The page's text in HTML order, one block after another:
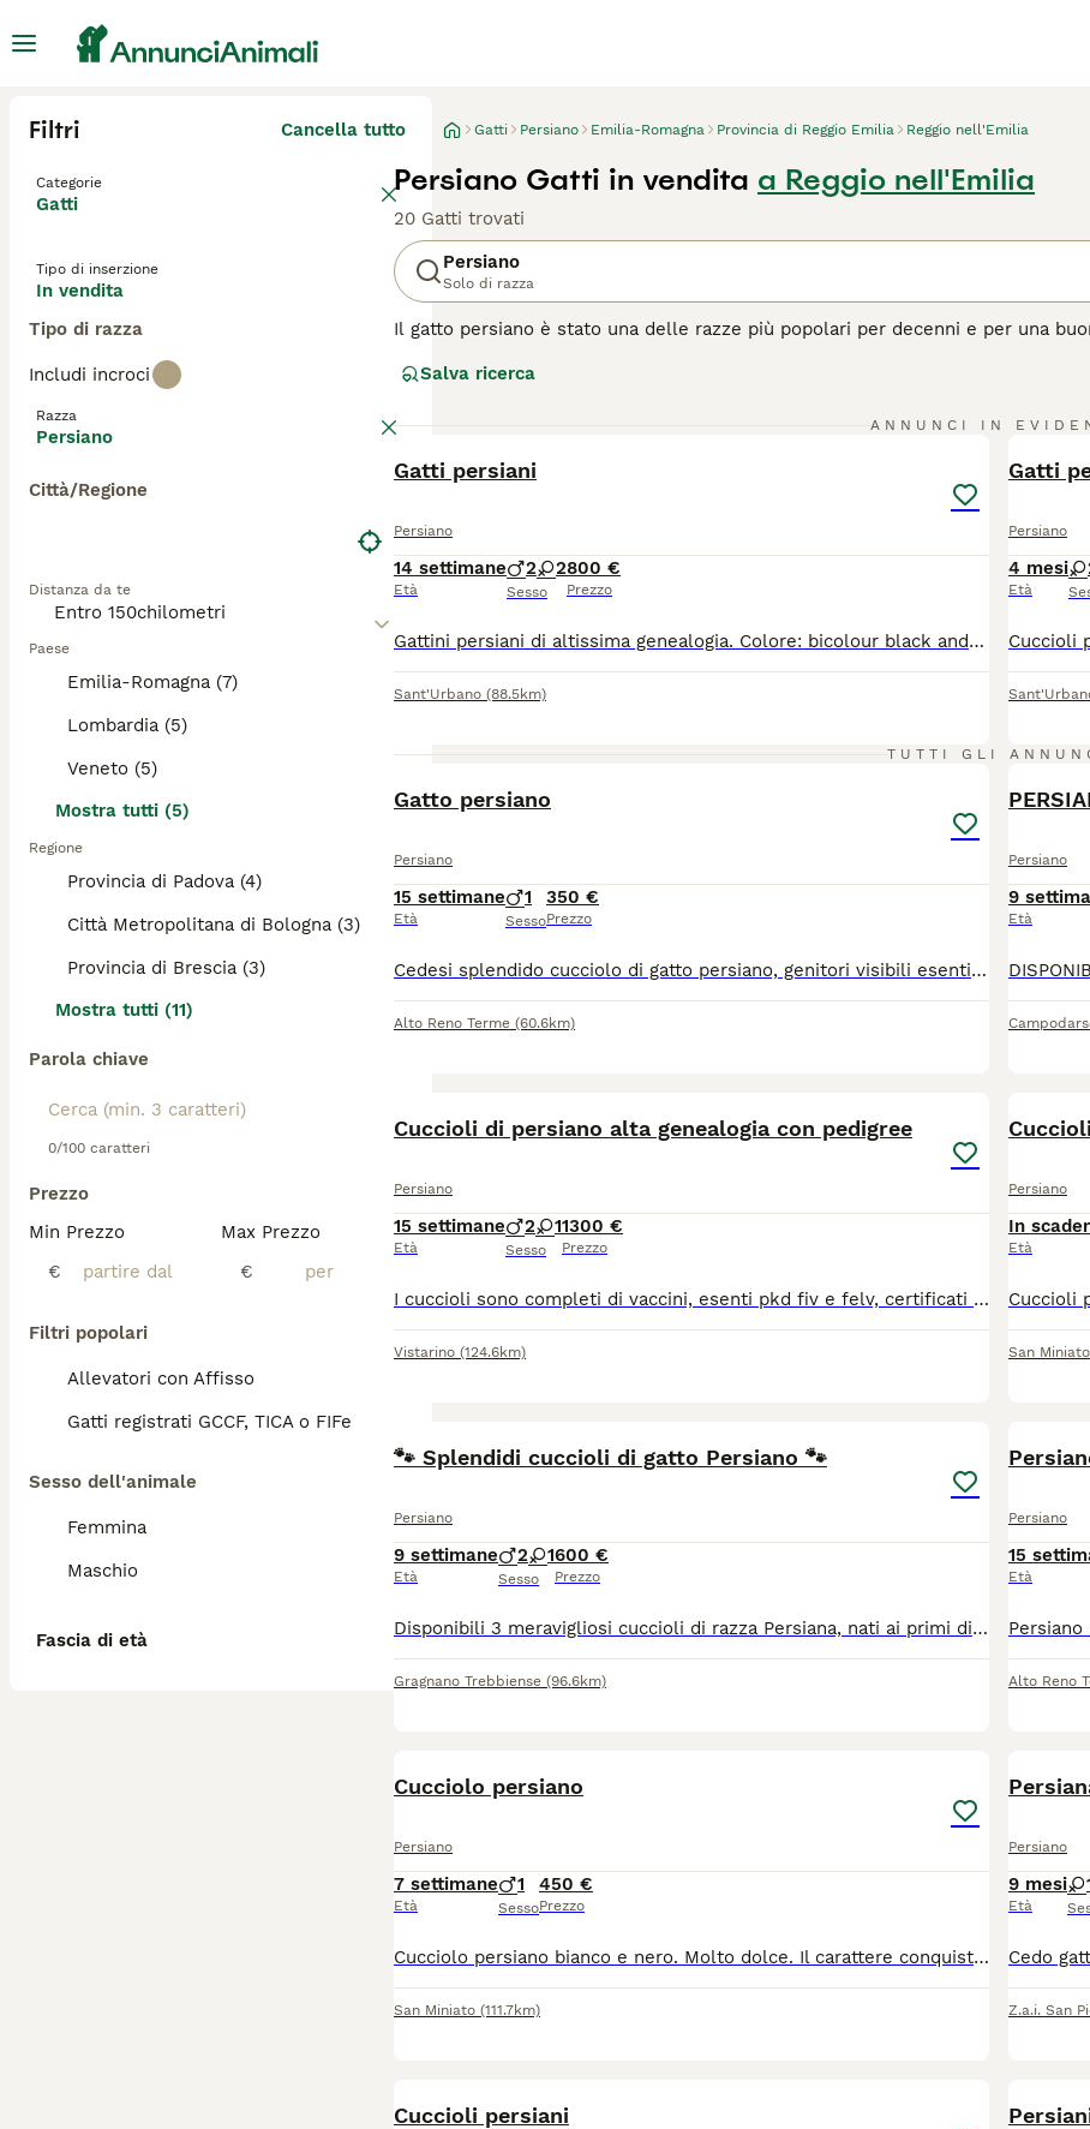
Filtri Cancella tutto
Categorie
Gatti
Tipo di inserzione
In vendita
Tipo di razza
Includi incroci
Razza
Persiano
Città/Regione
Distanza da te
Paese
Emilia-Romagna (7)
Lombardia (5)
Veneto (5)
Mostra tutti (5)
Regione
Provincia di Padova (4)
Città Metropolitana di Bologna (3)
Provincia di Brescia (3)
Mostra tutti (11)
Parola chiave
0/100 caratteri
Prezzo
Min Prezzo
€
Max Prezzo
€
Filtri popolari
Allevatori con Affisso
Gatti registrati GCCF, TICA o FIFe
Sesso dell'animale
Femmina
Maschio
Fascia di età
Gatti Persiano Emilia-Romagna Provincia di Reggio Emilia Reggio nell'Emilia
Persiano Gatti in vendita a Reggio nell'Emilia
20 Gatti trovati
Persiano
Solo di razza
Il gatto persiano è stato una delle razze più popolari per decenni e per una
intelligenti, amano pensare alle cose prima di agire. I persiani hanno occhi
compagnia.
Leggi lanostra pagina di consigli sul Persiano per informazioni su questa razza
Salva ricerca
ANNUNCI IN
Gatti persiani
Persiano
14 settimane
Età
2 2
Sesso
800 €
Prezzo
Gattini persiani di altissima genealogia. Colore: bicolour black and white sono nati 28/04/2026 e saranno disponibili 28/07/2026 con la doppia sverminazione, doppio vaccino, controlli dal veterinario, passaggio di proprietà, pedigree Anfi. Carattere meraviglioso.
Sant'Urbano (88.5km)
Gatti
Persiano
4 mesi
Età
TUTTI GLI
Gatto persiano
Persiano
15 settimane
Età
1
Sesso
350 €
Prezzo
Cedesi splendido cucciolo di gatto persiano, genitori visibili esenti da FIV e FELV ; mamma chincillà silver , il papà persiano Himalayano tabby. Il cucciolo è nato il 20 Aprile 2026 , carattere dolce e affettuoso, cresciuti in ambiente domestico con cura e mangimi di alta qualità. Il cucciolo verrà ceduto con il vaccino trivalente, visita veterinaria, libretto sanitario, sverminato , abituato alla lettiera e al tira graffi . Per maggiori informazioni contattatemi.
Alto Reno Terme (60.6km)
Persiano
9
Età
Cuccioli di persiano alta genealogia con pedigree
Persiano
15 settimane
Età
2 1
Sesso
1300 €
Prezzo
I cuccioli sono completi di vaccini, esenti pkd fiv e felv, certificati di buona salute, libretto sanitario, pedigree AFSI, altissima genealogia, allevamento riconosciuto WCF, no perditempo o curiosi, consulenza h24. I piccoli hanno un carattere dolcissimo e verranno consegnati direttamente da me. È gradita la presentazione.
Vistarino (124.6km)
Persiano
In
Età
San Miniato
🐾 Splendidi cuccioli di gatto Persiano 🐾
Persiano
9 settimane
Età
2 1
Sesso
600 €
Prezzo
Disponibili 3 meravigliosi cuccioli di razza Persiana, nati ai primi di giugno: 2 maschietti e 1 femminuccia. ✨ Papà di alta genealogia ✨ Splendido pelo folto e caratteristico musetto persiano ✨ Cresciuti in ambiente familiare, abituati al contatto con le persone ✨ Già abituati all’uso della lettiera Cuccioli sani, socievoli e bellissimi, pronti per trovare una nuova famiglia amorevole. 📩 Per informazioni e foto/video aggiuntivi contattatemi in privato. 3287597498
Gragnano Trebbiense (96.6km)
Persiano
15
Età
Alto Reno
Cucciolo persiano
Persiano
7 settimane
Età
1
Sesso
450 €
Prezzo
Cucciolo persiano bianco e nero. Molto dolce. Il carattere conquista. Molto bello vaccinato e sveminato
San Miniato (111.7km)
Persiano
9 mesi
Età
Z.a.i. San
Cuccioli persiani